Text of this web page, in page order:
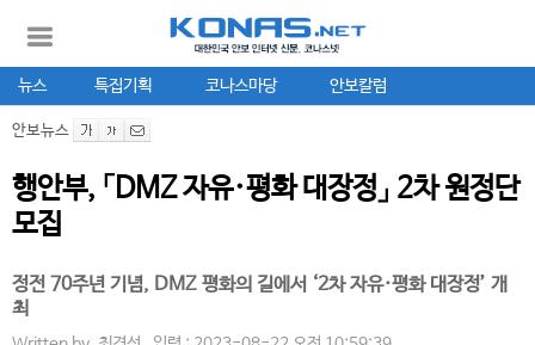
뉴스 특집기획 코나스마당 안보칼럼
안보뉴스
행안부, 「DMZ 자유·평화 대장정」 2차 원정단
모집
정전 70주년 기념, DMZ 평화의 길에서 ‘2차 자유·평화 대장정’ 개
최